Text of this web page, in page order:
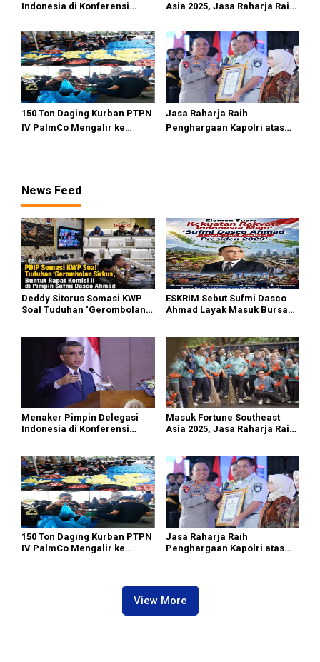
Indonesia di Konferensi
ke-114
Asia 2025, Jasa Raharja Raih
sebagai Perusahaan dengan
Lingkungan Kerja Terbaik
150 Ton Daging Kurban PTPN
IV PalmCo Mengalir ke
Jasa Raharja Raih
Penghargaan Kapolri atas
News Feed
Deddy Sitorus Somasi KWP
Soal Tuduhan ‘Gerombolan
ESKRIM Sebut Sufmi Dasco
Ahmad Layak Masuk Bursa
Menaker Pimpin Delegasi
Indonesia di Konferensi
Masuk Fortune Southeast
Asia 2025, Jasa Raharja Raih
Lingkungan Kerja Terbaik
150 Ton Daging Kurban PTPN
IV PalmCo Mengalir ke
Jasa Raharja Raih
Penghargaan Kapolri atas
Lilin Nataru 2025
View More